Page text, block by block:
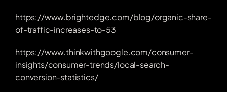
https://www.brightedge.com/blog/organic-share-
of-traffic-increases-to-53
https://www.thinkwithgoogle.com/consumer-
insights/consumer-trends/local-search-
conversion-statistics/